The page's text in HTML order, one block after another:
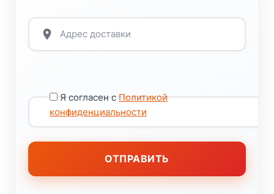
Я согласен сПолитикой
конфиденциальности